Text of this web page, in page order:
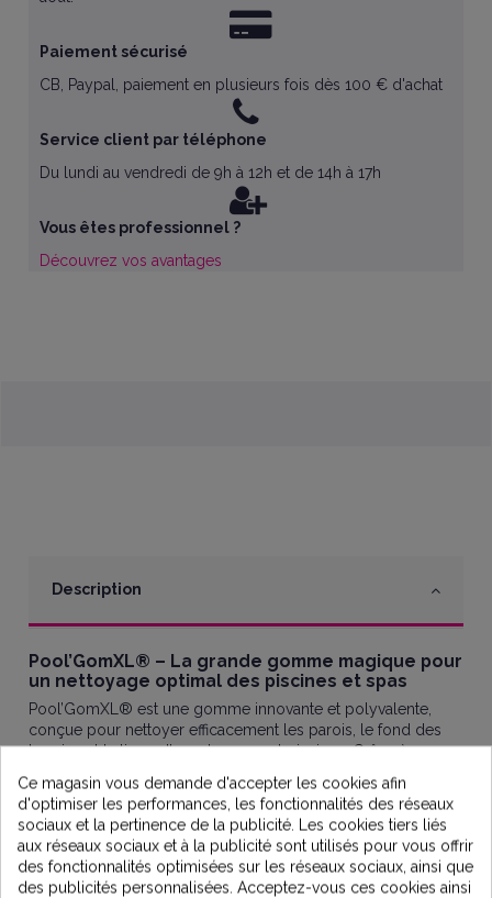
Paiement sécurisé
CB, Paypal, paiement en plusieurs fois dès 100 € d'achat
Service client par téléphone
Du lundi au vendredi de 9h à 12h et de 14h à 17h
Vous êtes professionnel ?
Découvrez vos avantages
Description
Pool’GomXL® – La grande gomme magique pour
un nettoyage optimal des piscines et spas
Pool’GomXL® est une gomme innovante et polyvalente,
conçue pour nettoyer efficacement les parois, le fond des
bassins et la ligne d’eau des spas et piscines. Grâce à son
grand format et son embout universel, elle s’adapte à toutes
les perches télescopiques, facilitant l’entretien des piscines,
même dans les zones difficiles d’accès.
Les atouts de Pool’GomXL® :
Efficace
Ce magasin vous demande d'accepter les cookies afin
d'optimiser les performances, les fonctionnalités des réseaux
sociaux et la pertinence de la publicité. Les cookies tiers liés
aux réseaux sociaux et à la publicité sont utilisés pour vous offrir
des fonctionnalités optimisées sur les réseaux sociaux, ainsi que
des publicités personnalisées. Acceptez-vous ces cookies ainsi